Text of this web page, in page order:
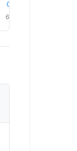
0.3 mm
6.0 km/h